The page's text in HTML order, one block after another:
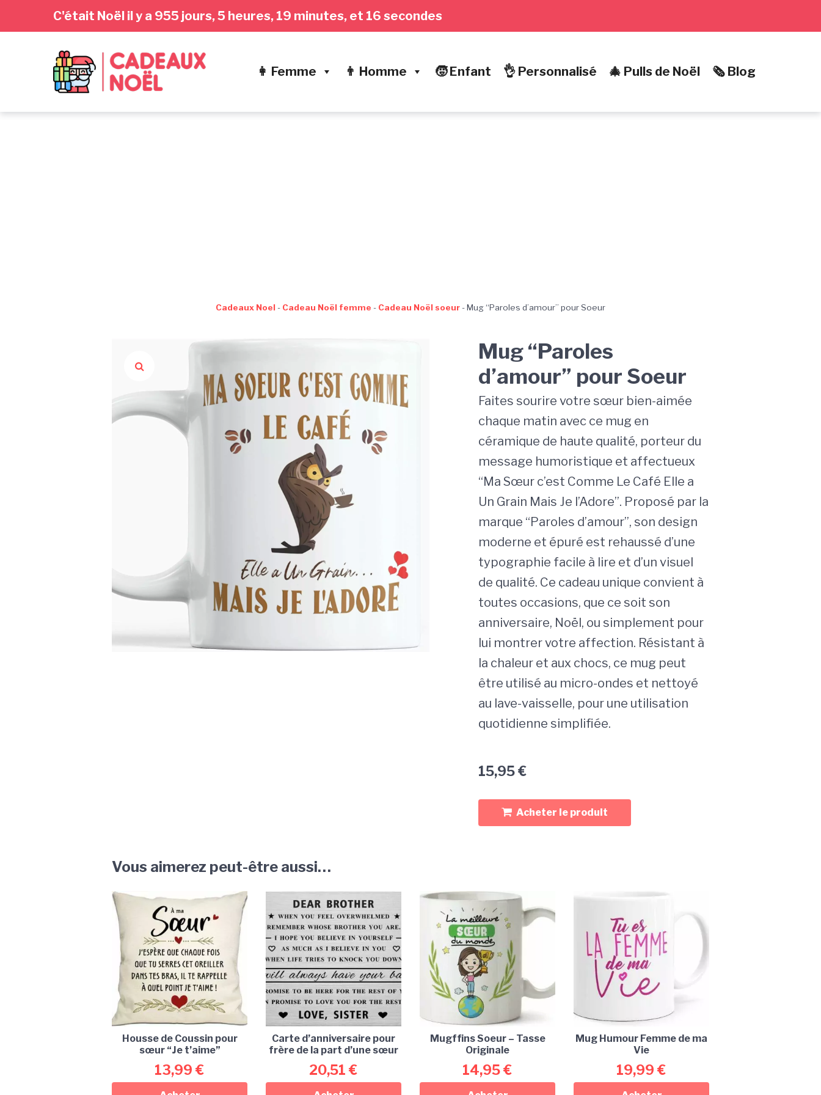
navigation
C'était Noël il y a 955 jours, 5 heures, 19 minutes, et 17 secondes
👩 Femme 👨 Homme 🧒 Enfant 👌 Personnalisé 🎄 Pulls de Noël 🗞️ Blog
Cadeaux Noel - Cadeau Noël femme - Cadeau Noël soeur -Mug “Paroles d’amour” pour Soeur
Mug “Paroles
d’amour” pour Soeur
Faites sourire votre sœur bien-aimée
chaque matin avec ce mug en
céramique de haute qualité, porteur du
message humoristique et affectueux
“Ma Sœur c’est Comme Le Café Elle a
Un Grain Mais Je l’Adore”. Proposé par la
marque “Paroles d’amour”, son design
moderne et épuré est rehaussé d’une
typographie facile à lire et d’un visuel
de qualité. Ce cadeau unique convient à
toutes occasions, que ce soit son
anniversaire, Noël, ou simplement pour
lui montrer votre affection. Résistant à
la chaleur et aux chocs, ce mug peut
être utilisé au micro-ondes et nettoyé
au lave-vaisselle, pour une utilisation
quotidienne simplifiée.
15,95€
Acheter le produit
Vous aimerez peut-être aussi…
Housse de Coussin pour
sœur “Je t’aime”
13,99 €
Carte d’anniversaire pour
frère de la part d’une sœur
20,51 €
Mugffins Soeur – Tasse
Originale
14,95€
Mug Humour Femme de ma
Vie
19,99 €